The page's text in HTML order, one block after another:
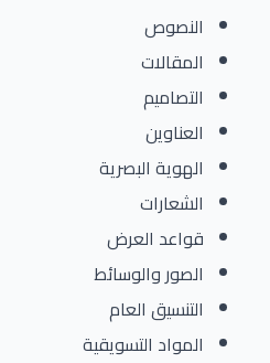
النصوص
المقالات
التصاميم
العناوين
الهوية البصرية
الشعارات
قواعد العرض
الصور والوسائط
التنسيق العام
المواد التسويقية